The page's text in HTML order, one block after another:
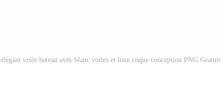
élégant voile bateau avec blanc voiles et lisse coque conception PNG Gratuit